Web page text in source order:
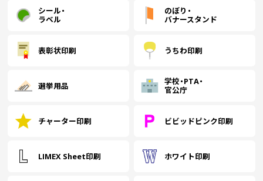
シール・
ラベル
のぼり・
バナースタンド
表彰状印刷 うちわ印刷
選挙用品
学校・PTA・
官公庁
チャーター印刷 ビビッドピンク印刷
LIMEX Sheet印刷 ホワイト印刷